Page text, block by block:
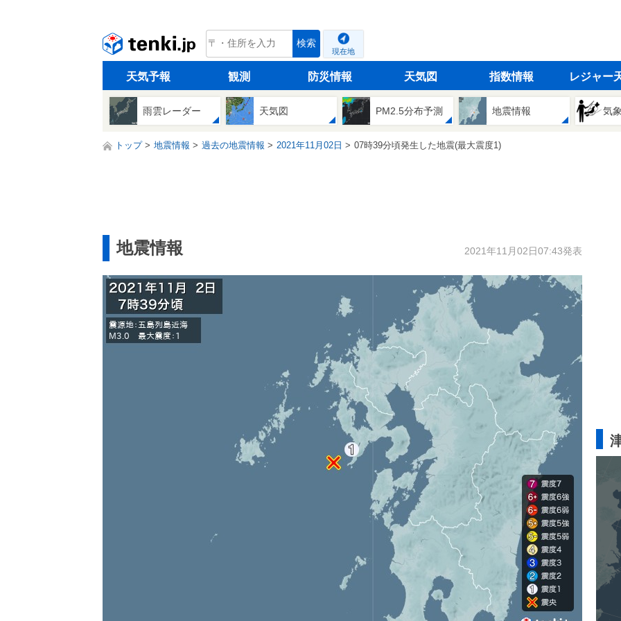
tenki.jp 検索
現在地
天気予報 観測 防災情報 天気図 指数情報 レジャー
雨雲レーダー 天気図 PM2.5分布予測 地震情報 気
トップ 地震情報 過去の地震情報 2021年11月02日 07時39分頃発生した地震(最大震度1)
地震情報 2021年11月02日07:43発表